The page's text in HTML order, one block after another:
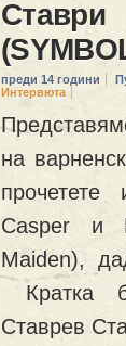
Ставри
преди 14 години
Интервюта
на
Casper и
Maiden),
Кратка
Ставрев